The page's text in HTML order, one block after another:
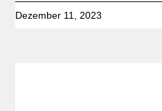
Dezember 11, 2023